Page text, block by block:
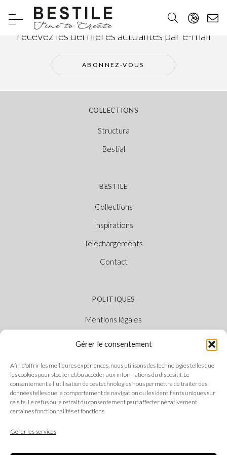
Gérer le consentement
Afin d'offrir les meilleures expériences, nous utilisons des technologies telles que
les cookies pour stocker et/ou accéder aux informations du dispositif. Le
consentement à l'utilisation de ces technologies nous permettra de traiter des
données telles que le comportement de navigation ou les identifiants uniques sur
ce site. Le refus ou le retrait du consentement peut affecter négativement
certaines fonctionnalités et fonctions.
Gérer les services
Abonnez-vous à notre newsletter et
recevez les dernières actualités par e-mail
ABONNEZ-VOUS
COLLECTIONS
Structura
Bestial
BESTILE
Collections
Inspirations
Téléchargements
Contact
POLITIQUES
Mentions légales
Canal Éthique
SUIVEZ-NOUS